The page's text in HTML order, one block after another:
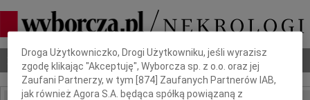
Nekrologi Odeszli Poradnik pogrzebowy
Dbamy o Twoją prywatność
Droga Użytkowniczko, Drogi Użytkowniku, jeśli wyrazisz
zgodę klikając "Akceptuję", Wyborcza sp. z o.o. oraz jej
Zaufani Partnerzy, w tym [874 ] Zaufanych Partnerów IAB,
jak również Agora S.A. będąca spółką powiązaną z